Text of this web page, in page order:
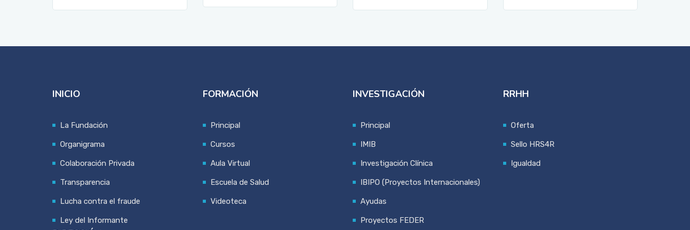
INICIO
La Fundación
Organigrama
Colaboración Privada
Transparencia
Lucha contra el fraude
Ley del Informante
FORMACIÓN
Principal
Cursos
Aula Virtual
Escuela de Salud
Videoteca
INVESTIGACIÓN
Principal
IMIB
Investigación Clínica
IBIPO (Proyectos Internacionales)
Ayudas
Proyectos FEDER
RRHH
Oferta
Sello HRS4R
Igualdad